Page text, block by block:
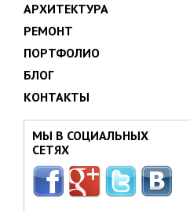
АРХИТЕКТУРА
РЕМОНТ
ПОРТФОЛИО
БЛОГ
КОНТАКТЫ
МЫ В СОЦИАЛЬНЫХ
СЕТЯХ